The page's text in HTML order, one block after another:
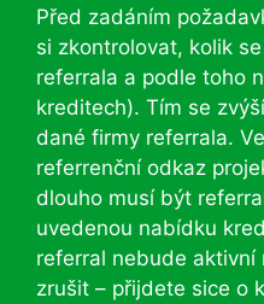
Před zadáním
si zkontrolovat, kolik
referrala a podle toho
kreditech). Tím se
dané firmy referrala.
referrenční odkaz
dlouho musí být
uvedenou nabídku
referral nebude aktivní
zrušit – přijdete sice o